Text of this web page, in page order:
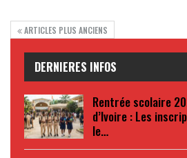
ARTICLES PLUS ANCIENS
DERNIERES INFOS
Rentrée scolaire
d’Ivoire : Les
le…